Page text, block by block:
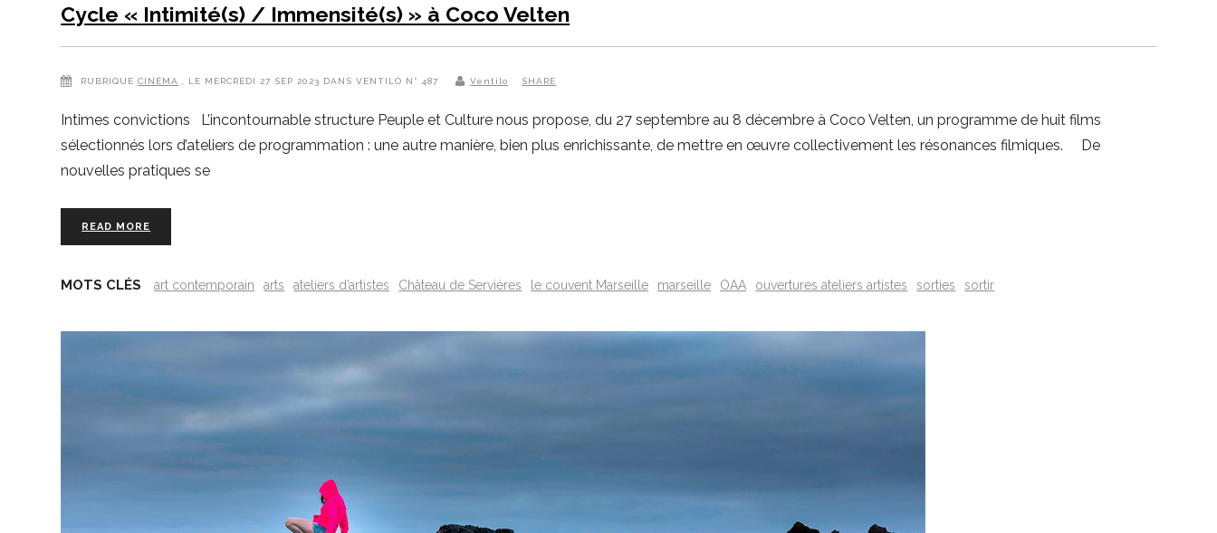
Cycle « Intimité(s) / Immensité(s) » à Coco Velten
RUBRIQUE CINÉMA , LE MERCREDI 27 SEP 2023 DANS VENTILO N° 487 Ventilo SHARE
Intimes convictions L’incontournable structure Peuple et Culture nous propose, du 27 septembre au 8 décembre à Coco Velten, un programme de huit films
sélectionnés lors d’ateliers de programmation : une autre manière, bien plus enrichissante, de mettre en œuvre collectivement les résonances filmiques. De
nouvelles pratiques se
READ MORE
MOTS CLÉS art contemporain arts ateliers d’artistes Château de Servières le couvent Marseille marseille OAA ouvertures ateliers artistes sorties sortir